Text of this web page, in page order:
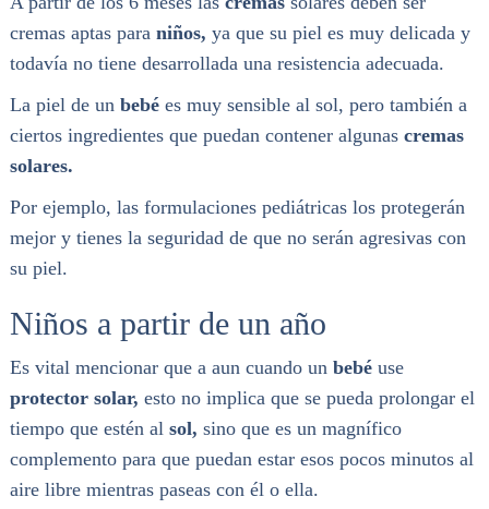
cremas aptas para niños, ya que su piel es muy delicada y
todavía no tiene desarrollada una resistencia adecuada.
La piel de un bebées muy sensible al sol, pero también a
ciertos ingredientes que puedan contener algunas cremas
solares.
Por ejemplo, las formulaciones pediátricas los protegerán
mejor y tienes la seguridad de que no serán agresivas con
su piel.
Niños a partir de un año
Es vital mencionar que a aun cuando un bebéuse
protector solar, esto no implica que se pueda prolongar el
tiempo que estén al sol, sino que es un magnífico
complemento para que puedan estar esos pocos minutos al
aire libre mientras paseas con él o ella.